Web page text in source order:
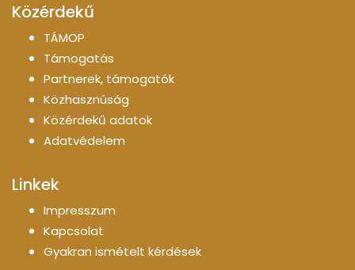
Közérdekű
TÁMOP
Támogatás
Partnerek, támogatók
Közhasznúság
Közérdekű adatok
Adatvédelem
Linkek
Impresszum
Kapcsolat
Gyakran ismételt kérdések